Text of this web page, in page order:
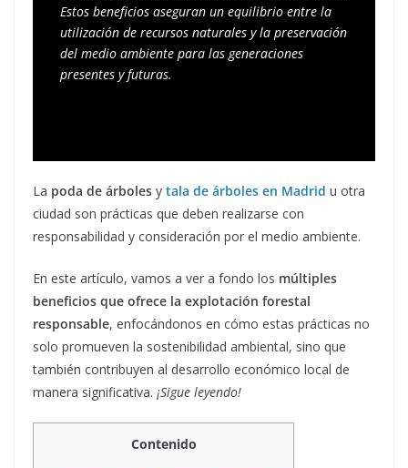
Estos beneficios aseguran un equilibrio entre la
utilización de recursos naturales y la preservación
del medio ambiente para las generaciones
presentes y futuras.
La poda de árboles y tala de árboles en Madrid u otra
ciudad son prácticas que deben realizarse con
responsabilidad y consideración por el medio ambiente.
En este artículo, vamos a ver a fondo los múltiples
beneficios que ofrece la explotación forestal
responsable, enfocándonos en cómo estas prácticas no
solo promueven la sostenibilidad ambiental, sino que
también contribuyen al desarrollo económico local de
manera significativa. ¡Sigue leyendo!
Contenido